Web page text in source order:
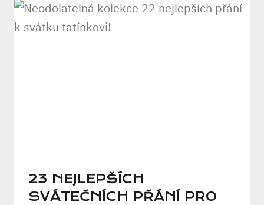
23 NEJLEPŠÍCH
SVÁTEČNÍCH PŘÁNÍ PRO